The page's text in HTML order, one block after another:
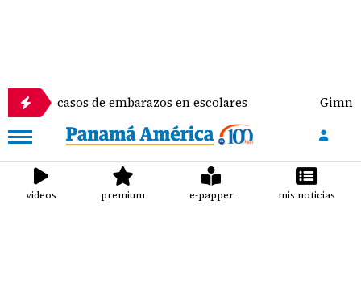
casos de embarazos en escolares Gimnasta
videos premium e-papper mis noticias